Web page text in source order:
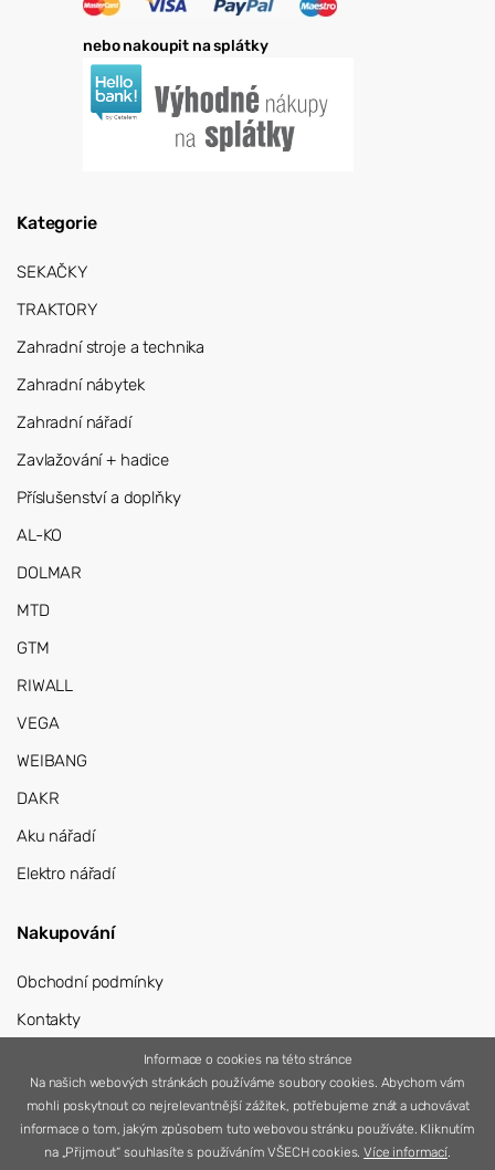
nebo nakoupit na splátky
Kategorie
SEKAČKY
TRAKTORY
Zahradní stroje a technika
Zahradní nábytek
Zahradní nářadí
Zavlažování + hadice
Příslušenství a doplňky
AL-KO
DOLMAR
MTD
GTM
RIWALL
VEGA
WEIBANG
DAKR
Aku nářadí
Elektro nářadí
Nakupování
Obchodní podmínky
Kontakty
Informace o cookies na této stránce
Na našich webových stránkách používáme soubory cookies. Abychom vám
mohli poskytnout co nejrelevantnější zážitek, potřebujeme znát a uchovávat
informace o tom, jakým způsobem tuto webovou stránku používáte. Kliknutím
na „Přijmout“ souhlasíte s používáním VŠECH cookies.Více informací.